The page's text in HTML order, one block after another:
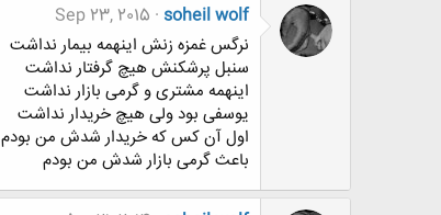
soheil wolf
Sep 23, 2015
نرگس غمزه زنش اینهمه بیمار نداشت
سنبل پرشکنش هیچ گرفتار نداشت
اینهمه مشتری و گرمی بازار نداشت
یوسفی بود ولی هیچ خریدار نداشت
اول آن کس که خریدار شدش من بودم
باعث گرمی بازار شدش من بودم